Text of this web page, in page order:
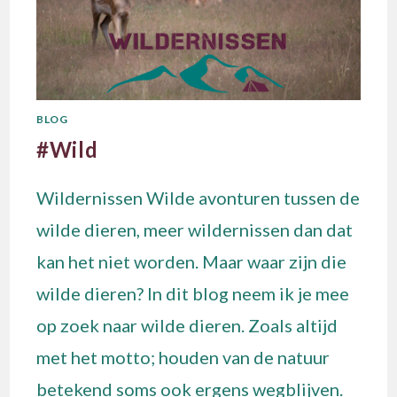
BLOG
#Wild
Wildernissen Wilde avonturen tussen de
wilde dieren, meer wildernissen dan dat
kan het niet worden. Maar waar zijn die
wilde dieren? In dit blog neem ik je mee
op zoek naar wilde dieren. Zoals altijd
met het motto; houden van de natuur
betekend soms ook ergens wegblijven.